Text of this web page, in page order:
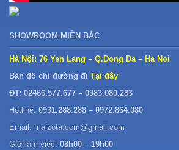
SHOWROOM MIỀN BẮC
Hà Nội: 76 Yen Lang – Q.Dong Da – Ha Noi
Bản đồ chỉ đường đi Tại đây
ĐT: 02466.577.677 – 0983.080.283
Hotline: 0931.288.288 – 0972.864.080
Email: maizota.com@gmail.com
Giờ làm việc: 08h00 – 19h00